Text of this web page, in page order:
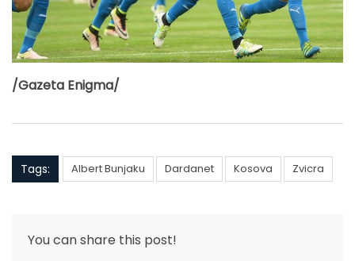
/Gazeta Enigma/
Tags: Albert Bunjaku Dardanet Kosova Zvicra
You can share this post!